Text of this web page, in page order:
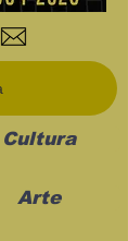
Cultura
Arte